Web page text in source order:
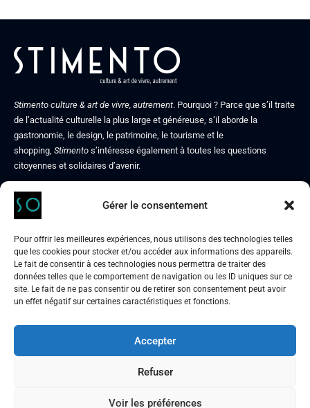
Gérer le consentement
Pour offrir les meilleures expériences, nous utilisons des technologies telles
que les cookies pour stocker et/ou accéder aux informations des appareils.
Le fait de consentir à ces technologies nous permettra de traiter des
données telles que le comportement de navigation ou les ID uniques sur ce
site. Le fait de ne pas consentir ou de retirer son consentement peut avoir
un effet négatif sur certaines caractéristiques et fonctions.
Accepter
Refuser
Voir les préférences
Stimento culture & art de vivre, autrement. Pourquoi ? Parce que s’il traite
de l’actualité culturelle la plus large et généreuse, s’il aborde la
gastronomie, le design, le patrimoine, le tourisme et le
shopping, Stimento s’intéresse également à toutes les questions
citoyennes et solidaires d’avenir.
Contact
Politique de confidentialité
À propos de nous